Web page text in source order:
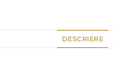
DESCRIERE